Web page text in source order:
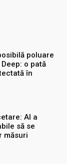
poluare
o pată
în
AI a
să se
măsuri